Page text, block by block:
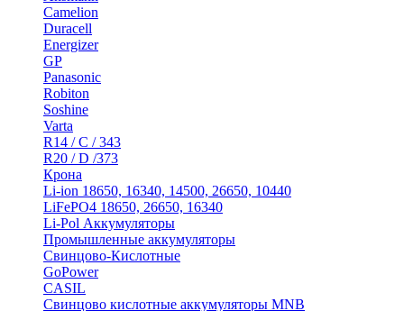
Camelion
Duracell
Energizer
GP
Panasonic
Robiton
Soshine
Varta
R14 / C / 343
R20 / D /373
Крона
Li-ion 18650, 16340, 14500, 26650, 10440
LiFePO4 18650, 26650, 16340
Li-Pol Аккумуляторы
Промышленные аккумуляторы
Свинцово-Кислотные
GoPower
CASIL
Свинцово кислотные аккумуляторы MNB